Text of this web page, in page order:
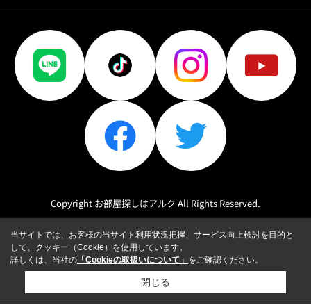
Copyright お部屋探しはアルク All Rights Reserved.
当サイトでは、お客様の当サイト利用状況把握、サービス向上検討を目的と
して、クッキー（Cookie）を使用しています。
詳しくは、当社の 「Cookieの取扱いについて」 をご確認ください。
閉じる